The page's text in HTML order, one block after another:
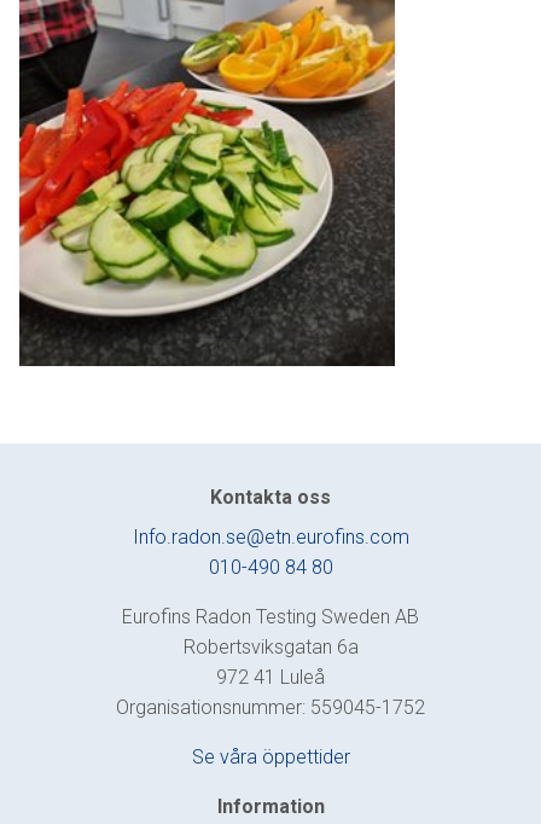
Kontakta oss
Info.radon.se@etn.eurofins.com
010-490 84 80
Eurofins Radon Testing Sweden AB
Robertsviksgatan 6a
972 41 Luleå
Organisationsnummer: 559045-1752
Se våra öppettider
Information